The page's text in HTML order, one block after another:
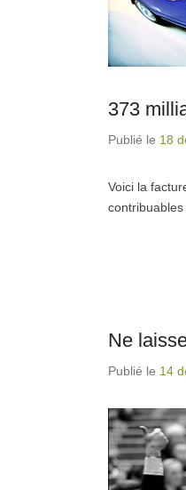
373
Publié le 18
Voici la
Ne
Publié le 14